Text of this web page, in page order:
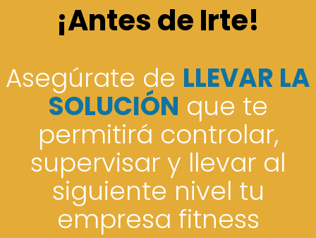
¡Antes de Irte!
Asegúrate de LLEVAR LA
SOLUCIÓN que te
permitirá controlar,
supervisar y llevar al
siguiente nivel tu
empresa fitness